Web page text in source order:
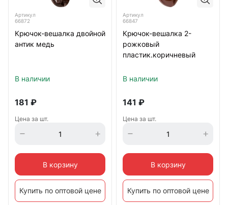
Артикул
66872
Крючок-вешалка двойной
антик медь
В наличии
181 ₽
Цена за шт.
В корзину
Купить по оптовой цене
Артикул
66847
Крючок-вешалка 2-
рожковый
пластик.коричневый
В наличии
141 ₽
Цена за шт.
В корзину
Купить по оптовой цене